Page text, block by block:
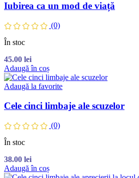
Iubirea ca un mod de viață
(0)
În stoc
45.00 lei
Adaugă în coș
Adaugă la favorite
Cele cinci limbaje ale scuzelor
(0)
În stoc
38.00 lei
Adaugă în coș